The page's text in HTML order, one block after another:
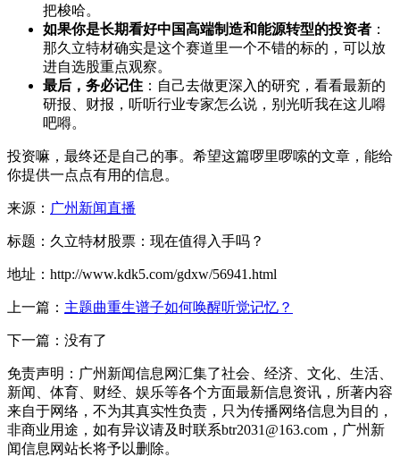
把梭哈。
如果你是长期看好中国高端制造和能源转型的投资者 ：
那久立特材确实是这个赛道里一个不错的标的，可以放
进自选股重点观察。
最后，务必记住 ：自己去做更深入的研究，看看最新的
研报、财报，听听行业专家怎么说，别光听我在这儿嘚
吧嘚。
投资嘛，最终还是自己的事。希望这篇啰里啰嗦的文章，能给
你提供一点点有用的信息。
来源： 广州新闻直播
标题：久立特材股票：现在值得入手吗？
地址：http://www.kdk5.com/gdxw/56941.html
上一篇： 主题曲重生谱子如何唤醒听觉记忆？
下一篇：没有了
免责声明：广州新闻信息网汇集了社会、经济、文化、生活、
新闻、体育、财经、娱乐等各个方面最新信息资讯，所著内容
来自于网络，不为其真实性负责，只为传播网络信息为目的，
非商业用途，如有异议请及时联系btr2031@163.com，广州新
闻信息网站长将予以删除。